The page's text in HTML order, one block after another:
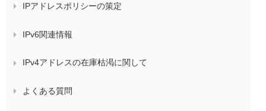
IPアドレスポリシーの策定
IPv6関連情報
IPv4アドレスの在庫枯渇に関して
よくある質問